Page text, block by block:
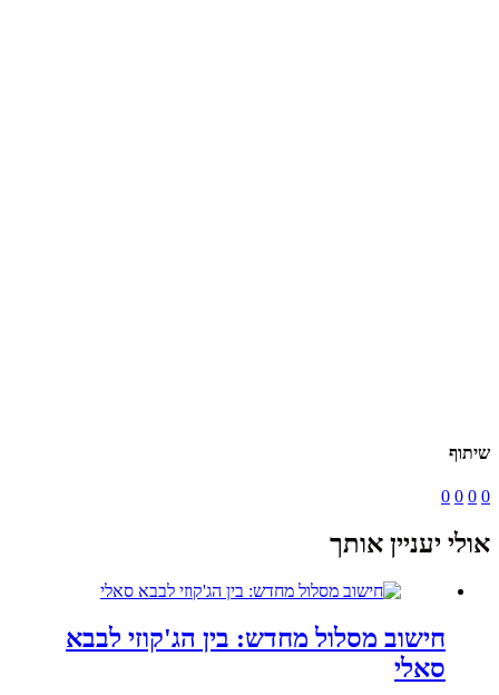
שיתוף
0
0
0
0
אולי יעניין אותך
חישוב מסלול מחדש: בין הג'קוזי לבבא
סאלי